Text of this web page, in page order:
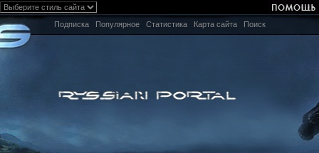
Подписка Популярное Статистика Карта сайта Поиск